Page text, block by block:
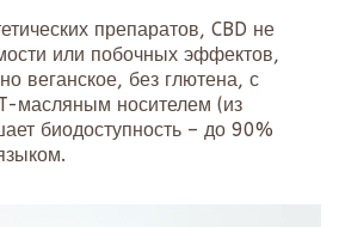
препаратов, CBD не
или побочных эффектов,
веганское, без глютена, с
масляным носителем (из
биодоступность – до 90%